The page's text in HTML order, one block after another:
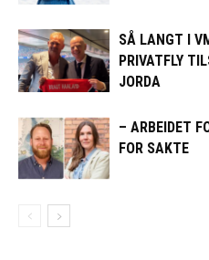
SÅ LANGT I
PRIVATFLY
JORDA
– ARBEIDET
FOR SAKTE